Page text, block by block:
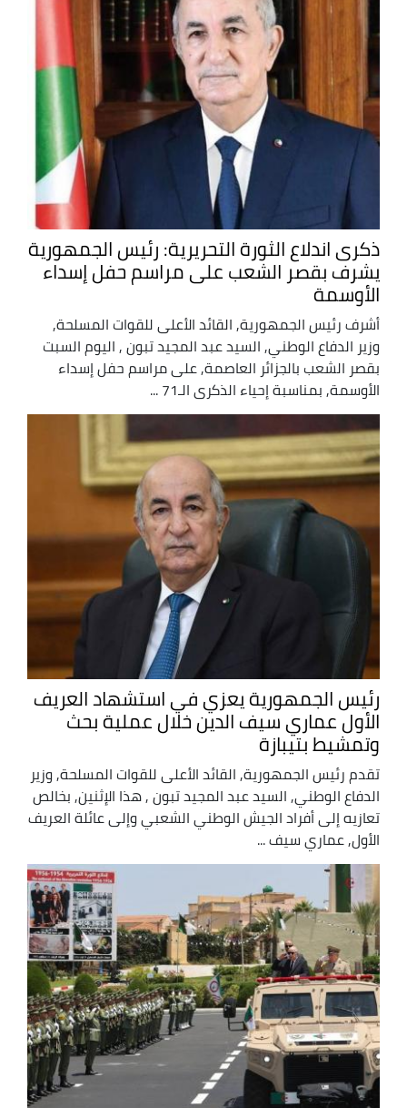
ذكرى اندلاع الثورة التحريرية: رئيس الجمهورية
يشرف بقصر الشعب على مراسم حفل إسداء
الأوسمة
أشرف رئيس الجمهورية, القائد الأعلى للقوات المسلحة,
وزير الدفاع الوطني, السيد عبد المجيد تبون , اليوم السبت
بقصر الشعب بالجزائر العاصمة, على مراسم حفل إسداء
الأوسمة, بمناسبة إحياء الذكرى الـ71 ...
رئيس الجمهورية يعزي في استشهاد العريف
الأول عماري سيف الدين خلال عملية بحث
وتمشيط بتيبازة
تقدم رئيس الجمهورية, القائد الأعلى للقوات المسلحة, وزير
الدفاع الوطني, السيد عبد المجيد تبون , هذا الإثنين, بخالص
تعازيه إلى أفراد الجيش الوطني الشعبي وإلى عائلة العريف
الأول, عماري سيف ...